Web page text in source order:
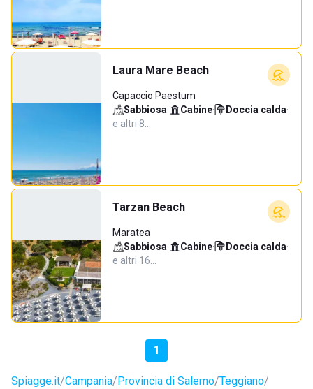
Laura Mare Beach
Capaccio Paestum
Sabbiosa· Cabine· Doccia calda·
e altri 8…
Tarzan Beach
Maratea
Sabbiosa· Cabine· Doccia calda·
e altri 16…
1
Spiagge.it Campania Provincia di Salerno Teggiano